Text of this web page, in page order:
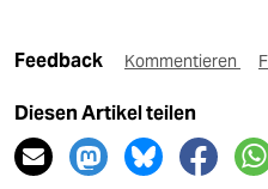
Feedback Kommentieren
Diesen Artikel teilen